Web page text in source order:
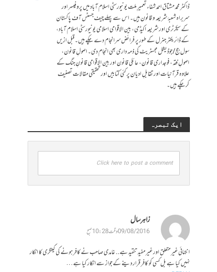
ڈاکٹر محمد مشتاق احمد شفاء تعمیرِ ملت یونیورسٹی اسلام آباد میں پروفیسر اور
سربراہ شعبۂ شریعہ و قانون ہیں۔ اس سے پہلے چیف جسٹس آف پاکستان
کے سیکرٹری اور شریعہ اکیڈمی، بین الاقوامی اسلامی یونیورسٹی اسلام آباد،
کے ڈائریکٹر جنرل کے طور پر فرائض سرانجام دے چکے ہیں۔قبل ازیں
سول جج/جوڈیشل مجسٹریٹ کی ذمہ داری بھی انجام دی۔ اصولِ قانون،
اصولِ فقہ، فوجداری قانون، عائلی قانون اور بین الاقوامی قانونِ جنگ کے
علاوہ قرآنیات اور تقابلِ ادیان پر کئی کتابیں اور تحقیقی مقالات تصنیف
کرچکے ہیں۔
ایک تبصرہ
Click here to post a comment
زاہر سال
09/08/2016 وقت 10:28 صبح
انتہائی غیر متعلق اور غیر مفید تنقید ہے.. غامدی صاحب نے کافر ہونے کی کیٹگری کا انکار
نہیں کیا ہے بل کسی کو کافر قرار دینے کے جواز سے انکار کیا ہے…